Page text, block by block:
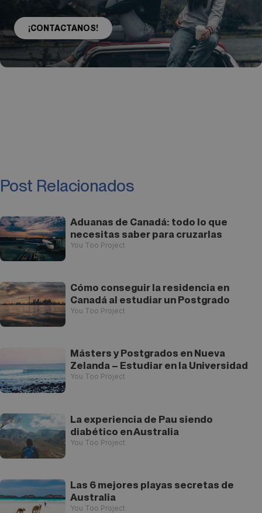
¡CONTACTANOS!
Post Relacionados
Aduanas de Canadá: todo lo que
necesitas saber para cruzarlas
You Too Project
Cómo conseguir la residencia en
Canadá al estudiar un Postgrado
You Too Project
Másters y Postgrados en Nueva
Zelanda – Estudiar en la Universidad
You Too Project
La experiencia de Pau siendo
diabético en Australia
You Too Project
Las 6 mejores playas secretas de
Australia
You Too Project